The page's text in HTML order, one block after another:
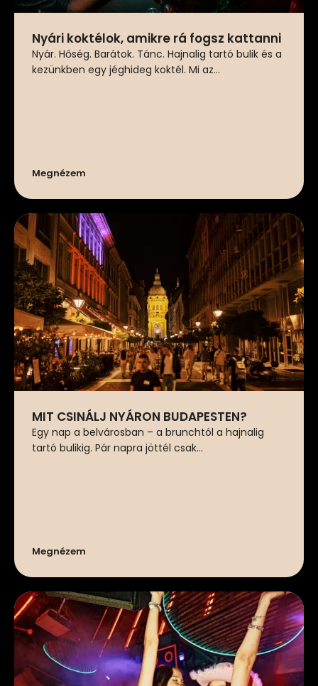
Nyári koktélok, amikre rá fogsz kattanni
Nyár. Hőség. Barátok. Tánc. Hajnalig tartó bulik és a
kezünkben egy jéghideg koktél. Mi az...
Megnézem
MIT CSINÁLJ NYÁRON BUDAPESTEN?
Egy nap a belvárosban – a brunchtól a hajnalig
tartó bulikig. Pár napra jöttél csak...
Megnézem